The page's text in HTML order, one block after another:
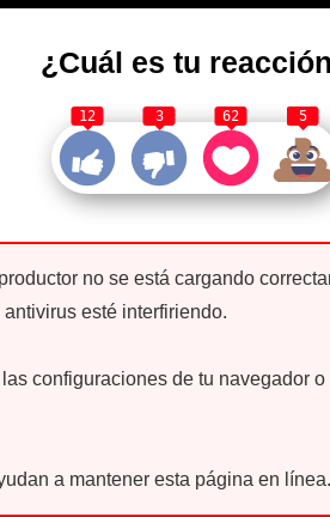
¿Cuál es tu
12 3 62 5
no se está cargando
esté interfiriendo.
configuraciones de tu navegador
a mantener esta página en